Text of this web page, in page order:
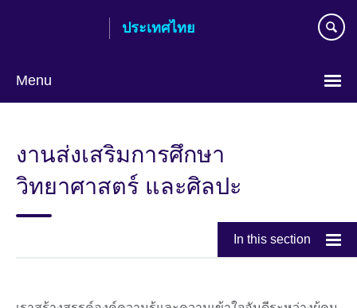
ประเทศไทย
Menu
งานส่งเสริมการศึกษา
วิทยาศาสตร์ และศิลปะ
In this section